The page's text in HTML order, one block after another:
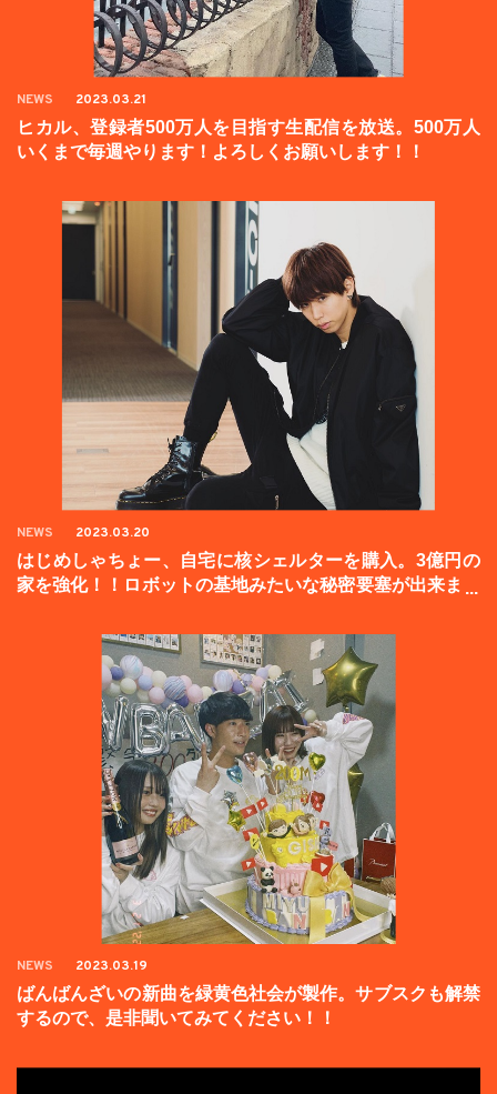
NEWS 2023.03.21
ヒカル、登録者500万人を目指す生配信を放送。500万人
いくまで毎週やります！よろしくお願いします！！
NEWS 2023.03.20
はじめしゃちょー、自宅に核シェルターを購入。3億円の
家を強化！！ロボットの基地みたいな秘密要塞が出来まし
NEWS 2023.03.19
ばんばんざいの新曲を緑黄色社会が製作。サブスクも解禁
するので、是非聞いてみてください！！